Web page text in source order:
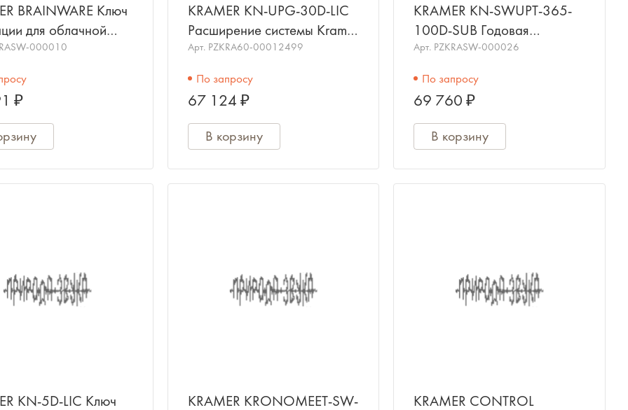
BRAINWARE Ключ
для облачной
управления Kramer
000010
₽
KRAMER KN-UPG-30D-LIC
Расширение системы Kramer
Network на 30 устройств.
Арт. PZKRA60-00012499
По запросу
67 124 ₽
В корзину
KRAMER KN-SWUPT-365-
100D-SUB Годовая
подписка на обновление
100 устройств.
Арт. PZKRASW-000026
По запросу
69 760 ₽
В корзину
KN-5D-LIC Ключ
KRAMER KRONOMEET-SW-
KRAMER CONTROL